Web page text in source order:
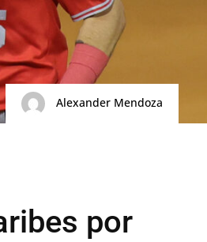
Alexander Mendoza
por